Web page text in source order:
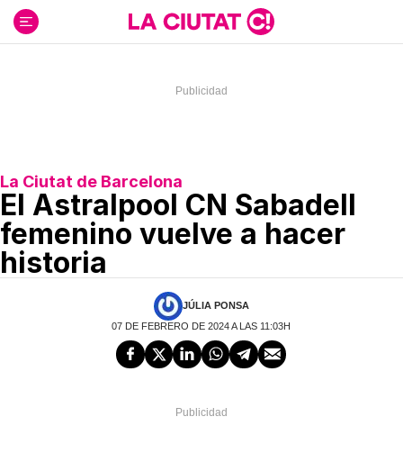
contenido
La Ciutat de Barcelona
El Astralpool CN Sabadell
femenino vuelve a hacer
historia
JÚLIA PONSA
07 DE FEBRERO DE 2024 A LAS 11:03H